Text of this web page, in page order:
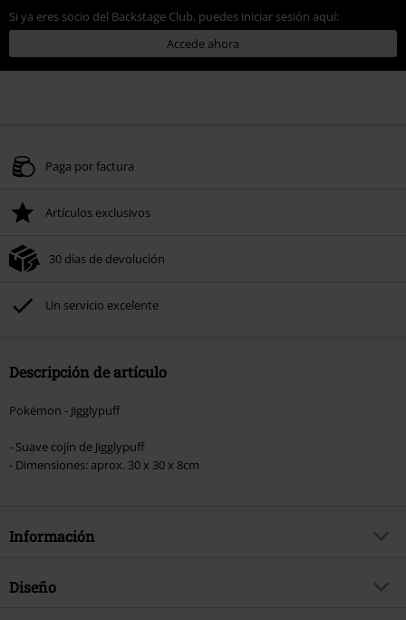
Si ya eres socio del Backstage Club, puedes iniciar sesión aquí:
Accede ahora
Paga por factura
Artículos exclusivos
30 días de devolución
Un servicio excelente
Descripción de artículo
Pokémon - Jigglypuff
- Suave cojín de Jigglypuff
- Dimensiones: aprox. 30 x 30 x 8cm
Información
Artículo no.
Diseño